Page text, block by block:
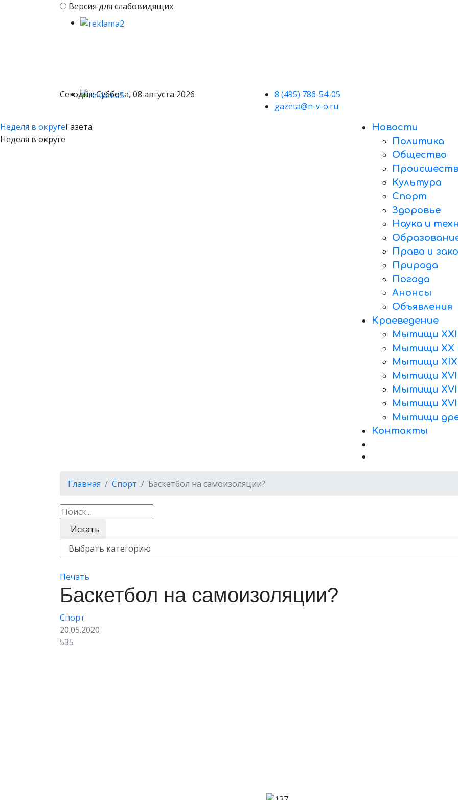
Версия для слабовидящих
Сегодня: Суббота, 08 августа 2026
8 (495) 786-54-05
gazeta@n-v-o.ru
Неделя в округеГазета
Неделя в округе
Новости
Политика
Общество
Культура
Спорт
Здоровье
Наука и
Права и
Природа
Погода
Анонсы
Объявления
Краеведение
Мытищи XXI
Мытищи XX
Мытищи XIX
Мытищи
Мытищи
Мытищи XVI
Мытищи
Контакты
Главная Спорт Баскетбол на самоизоляции?
Искать
Печать
Баскетбол на самоизоляции?
Спорт
20.05.2020
535